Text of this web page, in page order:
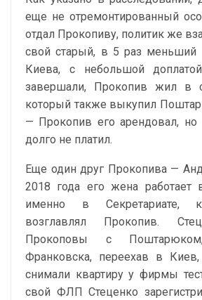
еще не отремонтированный
отдал Прокопиву, политик же
свой старый, в 5 раз меньший
Киева, с небольшой
завершали, Прокопив жил в
который также выкупил
— Прокопив его арендовал,
долго не платил.
Еще один друг Прокопива —
2018 года его жена работает
именно в Секретариате,
возглавлял Прокопив.
Прокоповы с
Франковска, переехав в
снимали квартиру у фирмы
свой ФЛП Стеценко